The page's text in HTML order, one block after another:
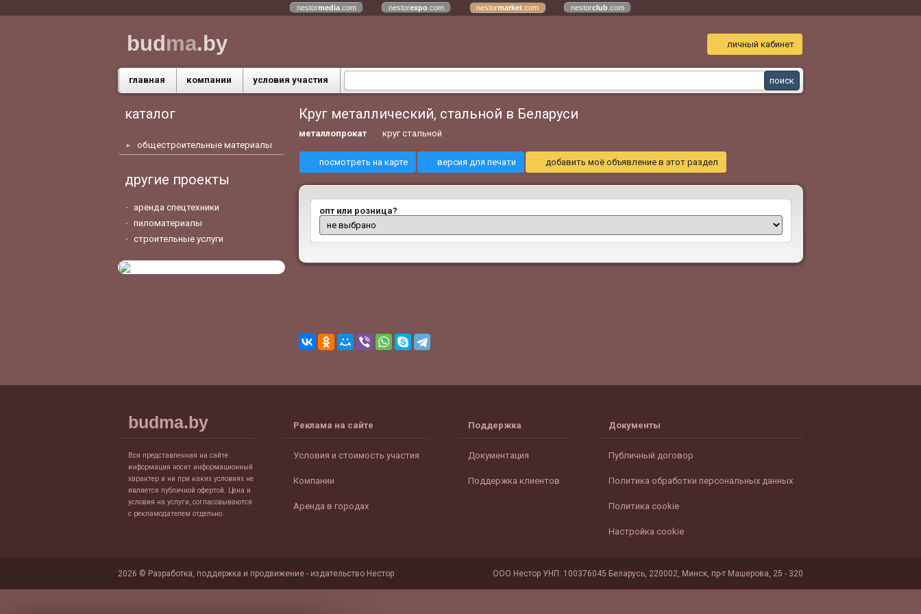
nestormedia .com nestorexpo .com nestormarket .com nestorclub .com
bud ma.by личный кабинет
главная компании условия участия
каталог
общестроительные материалы
другие проекты
аренда спецтехники
пиломатериалы
строительные услуги
Круг металлический, стальной в Беларуси
металлопрокат круг стальной
посмотреть на карте версия для печати добавить моё объявление в этот раздел
опт или розница?
budma.by
Вся представленная на сайте
информация носит информационный
характер и ни при каких условиях не
является публичной офертой. Цена и
условия на услуги, согласовываются
с рекламодателем отдельно.
Реклама на сайте
Условия и стоимость участия
Компании
Аренда в городах
Поддержка
Документация
Поддержка клиентов
Документы
Публичный договор
Политика обработки персональных данных
Политика cookie
Настройка cookie
2026 © Разработка, поддержка и продвижение - издательство Нестор ООО Нестор УНП: 100376045 Беларусь, 220002, Минск, пр-т Машерова, 25 - 320